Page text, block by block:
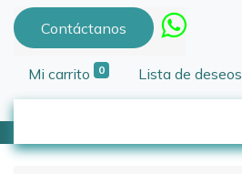
Contáctanos
Mi carrito 0 Lista de deseos